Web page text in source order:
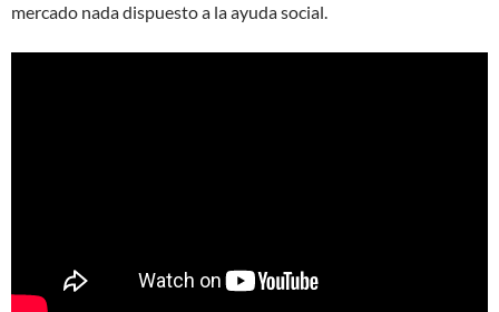
mercado nada dispuesto a la ayuda social.